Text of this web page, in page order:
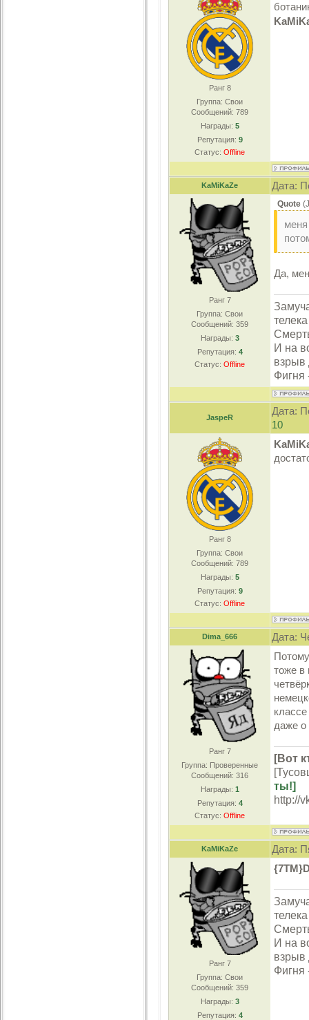
Ранг 8
Группа: Свои
Сообщений: 789
Награды: 5
Репутация: 9
Статус: Offline
KaMiKaZe Дата:
Ранг 7
Группа: Свои
Сообщений: 359
Награды: 3
Репутация: 4
Статус: Offline
Quote (
Да,
И на
взрыв
Фигня
JaspeR
Дата:
10
Ранг 8
Группа: Свои
Сообщений: 789
Награды: 5
Репутация: 9
Статус: Offline
Dima_666 Дата:
Ранг 7
Группа: Проверенные
Сообщений: 316
Награды: 1
Репутация: 4
Статус: Offline
тоже в
даже
[Вот
ты!]
http://
KaMiKaZe Дата:
Ранг 7
Группа: Свои
Сообщений: 359
Награды: 3
Репутация: 4
И на
взрыв
Фигня